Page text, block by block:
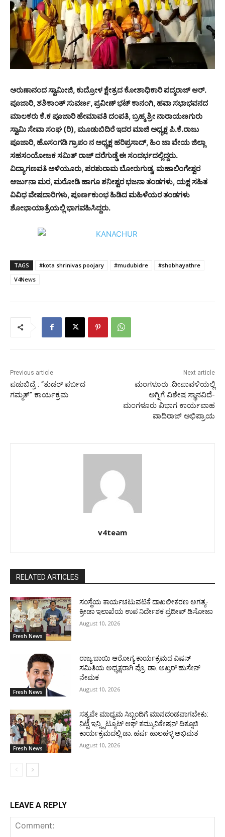
ಅರುಣಾನಂದ ಸ್ವಾಮೀಜಿ, ಕುದ್ರೋಳ ಕ್ಷೇತ್ರದ ಕೋಶಾಧಿಕಾರಿ ಪದ್ಮರಾಜ್ ಆರ್.
ಪೂಜಾರಿ, ಶಶಿಕಾಂತ್ ಸುವರ್ಣ, ಪ್ರವೀಣ್ ಭಟ್ ಕಾನಂಗಿ, ಹವಾ ಸಭಾಭವನದ
ಮಾಲಕರು ಕೆ.ಕ ಪೂಜಾರಿ ಹೇಮಾವತಿ ದಂಪತಿ, ಬ್ರಹ್ಮ ಶ್ರೀ ನಾರಾಯಣಗುರು
ಸ್ವಾಮಿ ಸೇವಾ ಸಂಘ (ರಿ), ಮೂಡುಬಿದಿರೆ ಇದರ ಮಾಜಿ ಅಧ್ಯಕ್ಷ ಪಿ.ಕೆ.ರಾಜು
ಪೂಜಾರಿ, ಹೊಸಂಗಡಿ ಗ್ರಾಪಂ ನ ಅಧ್ಯಕ್ಷ ಹರಿಪ್ರಸಾದ್, ಹಿಂ ಜಾ ವೇಯ ಜಿಲ್ಲಾ
ಸಹಸಂಯೋಜಕ ಸಮಿತ್ ರಾಜ್ ದರೆಗುಡ್ಡೆ ಈ ಸಂದರ್ಭದಲ್ಲಿದ್ದರು.
ವಿದ್ಯಾಗಣವತಿ ಅಳಿಯೂರು, ಪರಶುರಾಮ ಬೋರುಗುಡ್ಡ, ಮಹಾಲಿಂಗೇಶ್ವರ
ಆರ್ಜುನಾ ಮರ, ಮರೋಡಿ ಹಾಗೂ ಶನೀಶ್ವರ ಭಜನಾ ತಂಡಗಳು, ಯಕ್ಷ ಸಹಿತ
ವಿವಿಧ ವೇಷದಾರಿಗಳು, ಪೂರ್ಣಕುಂಭ ಹಿಡಿದ ಮಹಿಳೆಯರ ತಂಡಗಳು
ಶೋಭಾಯಾತ್ರೆಯಲ್ಲಿ ಭಾಗವಹಿಸಿದ್ದರು.
TAGS #kota shrinivas poojary #mudubidre
#shobhayathre
V4News
Previous article
ಪಡುಬಿದ್ರೆ : “ತುಡರ್ ಪರ್ಬದ
ಗಮ್ಮತ್” ಕಾರ್ಯಕ್ರಮ
Next article
ಮಂಗಳೂರು :ದೀಪಾವಳಿಯಲ್ಲಿ
ಅಗ್ನಿಗೆ ವಿಶೇಷ ಸ್ಥಾನವಿದೆ-
ಮಂಗಳೂರು ವಿಭಾಗ ಕಾರ್ಯವಾಹ
ವಾದಿರಾಜ್ ಅಭಿಪ್ರಾಯ
v4team
RELATED ARTICLES
Fresh News
ಸಂಸ್ಥೆಯ ಕಾರ್ಯಚಟುವಟಿಕೆ ದಾಖಲೀಕರಣ ಅಗತ್ಯ-
ಕ್ರೀಡಾ ಇಲಾಖೆಯ ಉಪ ನಿರ್ದೇಶಕ ಪ್ರದೀಪ್ ಡಿಸೋಜಾ
August 10, 2026
Fresh News
ರಾಜ್ಯ ಬಾಯಿ ಆರೋಗ್ಯ ಕಾರ್ಯಕ್ರಮದ ವಿಷನ್
ಸಮಿತಿಯ ಅಧ್ಯಕ್ಷರಾಗಿ ಪ್ರೊ. ಡಾ. ಅಖ್ತರ್ ಹುಸೇನ್
ನೇಮಕ
August 10, 2026
Fresh News
ಸತ್ಯವೇ ಮಾಧ್ಯಮ ಸಿಬ್ಬಂದಿಗೆ ಮಾನದಂಡವಾಗಬೇಕು:
ನಿಟ್ಟೆ ಇನ್ಸ್ಟಿಟ್ಯೂಟ್ ಆಫ್ ಕಮ್ಯುನಿಕೇಷನ್ ದಿಕ್ಸೂಚಿ
ಕಾರ್ಯಕ್ರಮದಲ್ಲಿ ಡಾ. ಹರ್ಷ ಹಾಲಹಳ್ಳಿ ಅಭಿಮತ
August 10, 2026
LEAVE A REPLY